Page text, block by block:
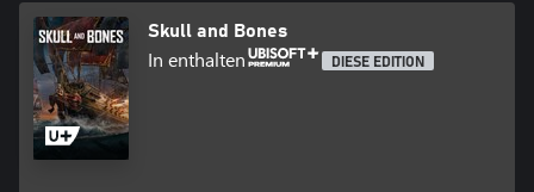
Skull and Bones
In enthalten DIESE EDITION